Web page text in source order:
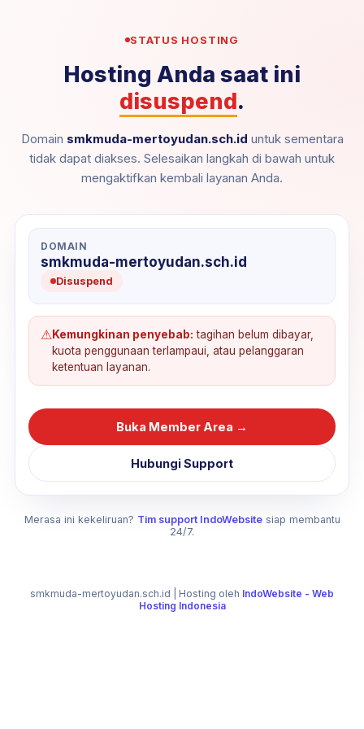
STATUS HOSTING
Hosting Anda saat ini
disuspend.
Domain smkmuda-mertoyudan.sch.id untuk sementara
tidak dapat diakses. Selesaikan langkah di bawah untuk
mengaktifkan kembali layanan Anda.
DOMAIN
smkmuda-mertoyudan.sch.id
Disuspend
⚠Kemungkinan penyebab: tagihan belum dibayar,
kuota penggunaan terlampaui, atau pelanggaran
ketentuan layanan.
Buka Member Area →
Hubungi Support
Merasa ini kekeliruan? Tim support IndoWebsitesiap membantu
24/7.
smkmuda-mertoyudan.sch.id | Hosting oleh IndoWebsite - Web
Hosting Indonesia